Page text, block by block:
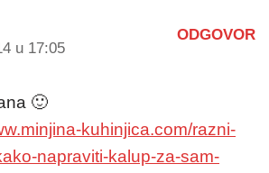
u 17:05
ODGOVOR
🙂
kuhinjica.com/razni-
napraviti-kalup-za-sam-